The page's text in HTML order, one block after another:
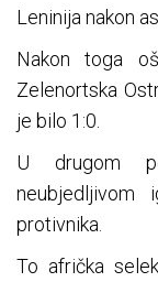
Leninija nakon
Nakon toga
Zelenortska
je bilo 1:0.
U drugom
neubjedljivom
protivnika.
To afrička